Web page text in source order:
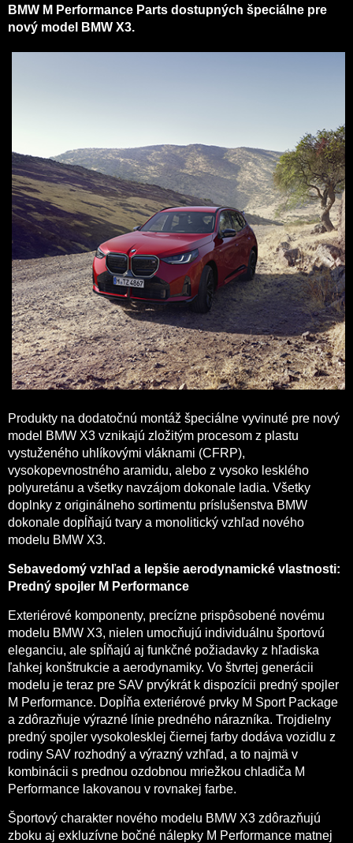
BMW M Performance Parts dostupných špeciálne pre
nový model BMW X3.
Produkty na dodatočnú montáž špeciálne vyvinuté pre nový
model BMW X3 vznikajú zložitým procesom z plastu
vystuženého uhlíkovými vláknami (CFRP),
vysokopevnostného aramidu, alebo z vysoko lesklého
polyuretánu a všetky navzájom dokonale ladia. Všetky
doplnky z originálneho sortimentu príslušenstva BMW
dokonale dopĺňajú tvary a monolitický vzhľad nového
modelu BMW X3.
Sebavedomý vzhľad a lepšie aerodynamické vlastnosti:
Predný spojler M Performance
Exteriérové komponenty, precízne prispôsobené novému
modelu BMW X3, nielen umocňujú individuálnu športovú
eleganciu, ale spĺňajú aj funkčné požiadavky z hľadiska
ľahkej konštrukcie a aerodynamiky. Vo štvrtej generácii
modelu je teraz pre SAV prvýkrát k dispozícii predný spojler
M Performance. Dopĺňa exteriérové prvky M Sport Package
a zdôrazňuje výrazné línie predného nárazníka. Trojdielny
predný spojler vysokolesklej čiernej farby dodáva vozidlu z
rodiny SAV rozhodný a výrazný vzhľad, a to najmä v
kombinácii s prednou ozdobnou mriežkou chladiča M
Performance lakovanou v rovnakej farbe.
Športový charakter nového modelu BMW X3 zdôrazňujú
zboku aj exkluzívne bočné nálepky M Performance matnej